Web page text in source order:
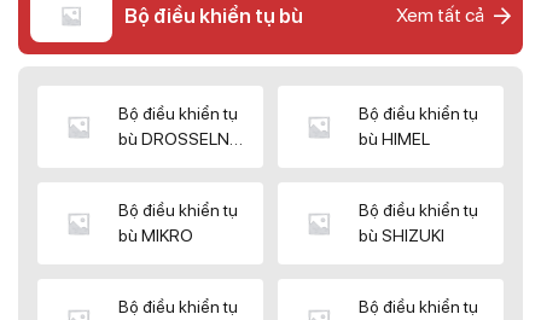
Bộ điều khiển tụ bù Xem tất cả
Bộ điều khiển tụ
bù DROSSELN
Bộ điều khiển tụ
bù HIMEL
Bộ điều khiển tụ
bù MIKRO
Bộ điều khiển tụ
bù SHIZUKI
Bộ điều khiển tụ
Bộ điều khiển tụ